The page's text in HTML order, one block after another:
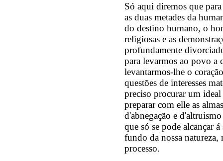
Só aqui diremos que
as duas metades da
do destino humano, o
religiosas e as
profundamente
para levarmos ao povo a
levantarmos-lhe o
questões de interesses
preciso procurar um
preparar com elle as
d'abnegação e
que só se pode alcançar
fundo da nossa
processo.